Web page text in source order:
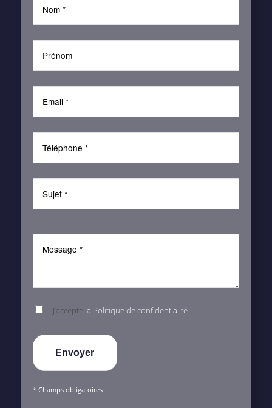
J’accepte la Politique de confidentialité
* Champs obligatoires